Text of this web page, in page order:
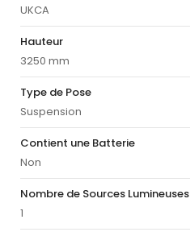
UKCA
Hauteur
3250 mm
Type de Pose
Suspension
Contient une Batterie
Non
Nombre de Sources Lumineuses
1